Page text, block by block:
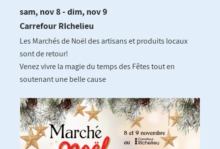
sam, nov 8 - dim, nov 9
Carrefour RIchelieu
Les Marchés de Noël des artisans et produits locaux
sont de retour!
Venez vivre la magie du temps des Fêtes tout en
soutenant une belle cause